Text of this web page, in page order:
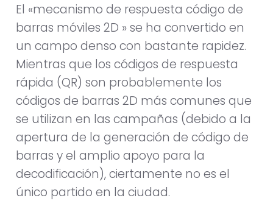
El «mecanismo de respuesta código de
barras móviles 2D » se ha convertido en
un campo denso con bastante rapidez.
Mientras que los códigos de respuesta
rápida (QR) son probablemente los
códigos de barras 2D más comunes que
se utilizan en las campañas (debido a la
apertura de la generación de código de
barras y el amplio apoyo para la
decodificación), ciertamente no es el
único partido en la ciudad.